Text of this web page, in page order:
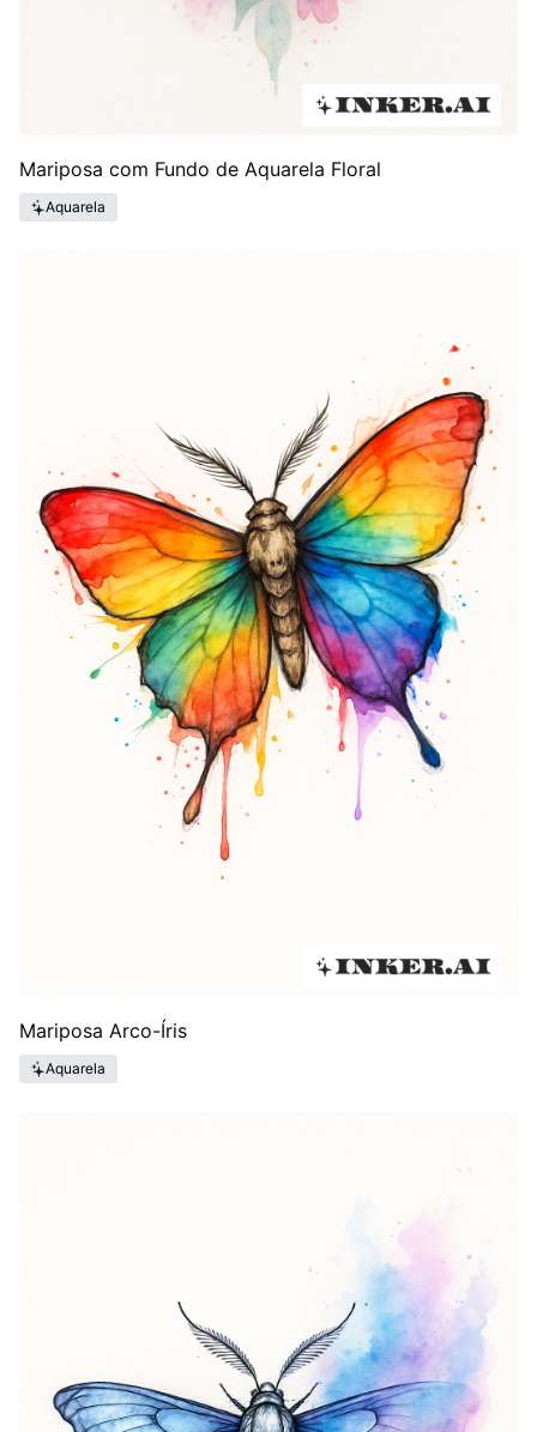
Mariposa com Fundo de Aquarela Floral
Aquarela
Mariposa Arco-Íris
Aquarela